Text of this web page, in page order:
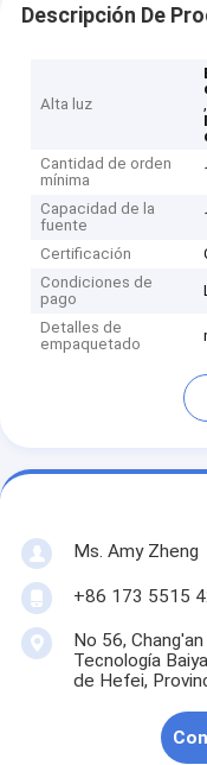
Descripción De
Alta luz
,
Cantidad de orden
mínima
Capacidad de la
fuente
Certificación
Condiciones de
pago
Detalles de
empaquetado
Ms. Amy Zheng
+86 173 5515
No 56,
Tecnología
de Hefei,